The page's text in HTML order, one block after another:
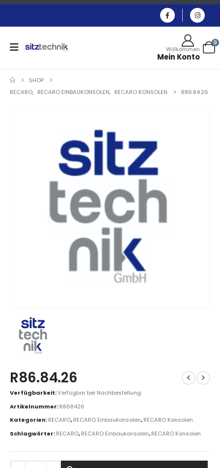
Willkommen
Mein Konto
0
SHOP
RECARO, RECARO EINBAUKONSOLEN, RECARO KONSOLEN R86.84.26
R86.84.26
Verfügbarkeit:Verfügbar bei Nachbestellung
Artikelnummer:R868426
Kategorien:RECARO,RECARO Einbaukonsolen,RECARO Konsolen
Schlagwörter:RECARO,RECARO Einbaukonsolen,RECARO Konsolen